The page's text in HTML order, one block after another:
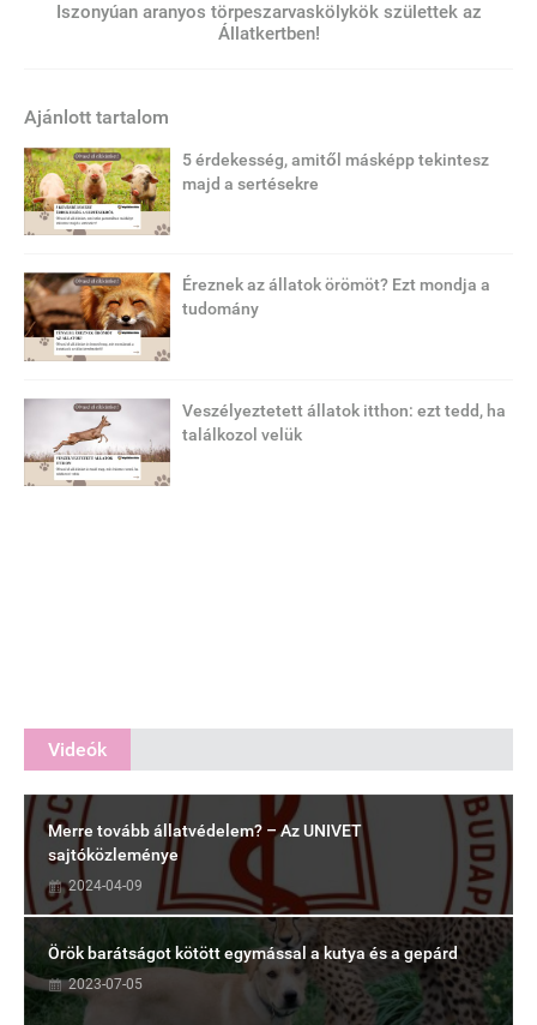
Iszonyúan aranyos törpeszarvaskölykök születtek az
Állatkertben!
Ajánlott tartalom
5 érdekesség, amitől másképp tekintesz
majd a sertésekre
Éreznek az állatok örömöt? Ezt mondja a
tudomány
Veszélyeztetett állatok itthon: ezt tedd, ha
találkozol velük
Videók
Merre tovább állatvédelem? – Az UNIVET
sajtóközleménye
2024-04-09
Örök barátságot kötött egymással a kutya és a gepárd
2023-07-05